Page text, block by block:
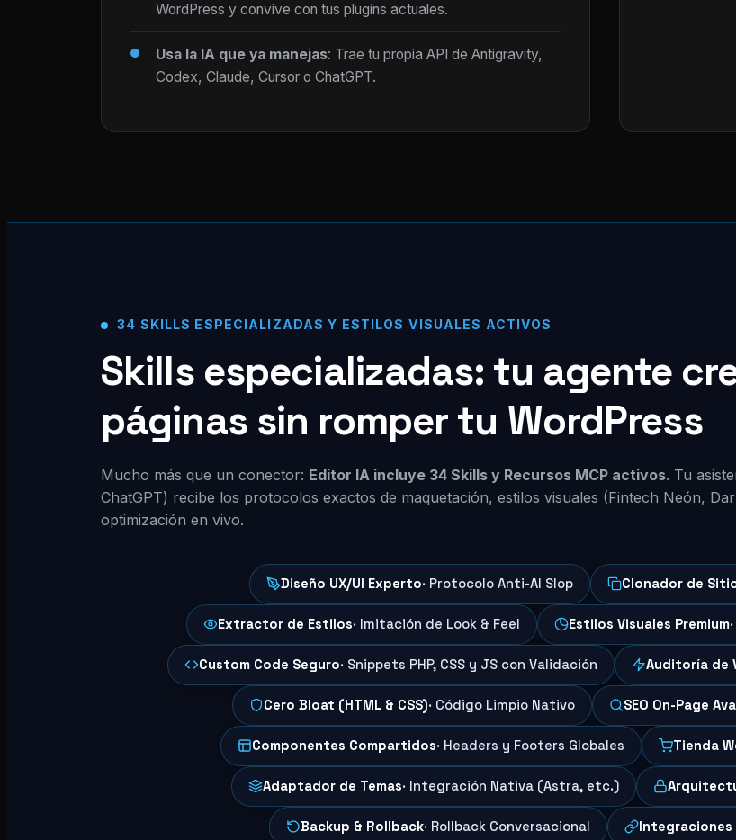
WordPress y convive con tus plugins actuales.
Usa la IA que ya manejas: Trae tu propia API de Antigravity,
Codex, Claude, Cursor o ChatGPT.
34 SKILLS ESPECIALIZADAS Y ESTILOS VISUALES ACTIVOS
Skills especializadas: tu agente
páginas sin romper tu WordPress
Mucho más que un conector: Editor IA incluye 34 Skills y Recursos MCP activos. Tu
ChatGPT) recibe los protocolos exactos de maquetación, estilos visuales (Fintech Neón,
optimización en vivo.
Diseño UX/UI Experto· Protocolo Anti-AI Slop Clonador de
Extractor de Estilos· Imitación de Look & Feel Estilos Visuales Premium
Custom Code Seguro· Snippets PHP, CSS y JS con Validación Auditoría de
Cero Bloat (HTML & CSS)· Código Limpio Nativo SEO On-Page
Componentes Compartidos· Headers y Footers Globales Tienda
Adaptador de Temas· Integración Nativa (Astra, etc.)
Backup & Rollback· Rollback Conversacional Integraciones